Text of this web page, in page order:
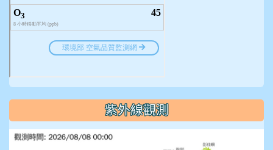
紫外線觀測